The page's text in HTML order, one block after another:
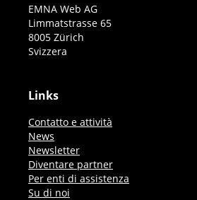
EMNA Web AG
Limmatstrasse 65
8005 Zürich
Svizzera
Links
Contatto e attività
News
Newsletter
Diventare partner
Per enti di assistenza
Su di noi